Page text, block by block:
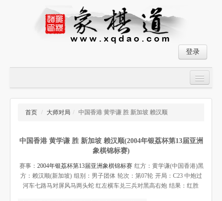
登录
大师对局
象棋棋谱
残局破解
象棋小游戏
首页 / 大师对局 / 中国香港 黄学谦 胜 新加坡 赖汉顺
中国香港 黄学谦 胜 新加坡 赖汉顺(2004年银荔杯第13届亚洲
象棋锦标赛)
赛事： 2004年银荔杯第13届亚洲象棋锦标赛 红方：黄学谦(中国香港)黑
方：赖汉顺(新加坡) 组别：男子团体 轮次：第07轮 开局：C23 中炮过
河车七路马对屏风马两头蛇 红左横车兑三兵对黑高右炮 结果：红胜